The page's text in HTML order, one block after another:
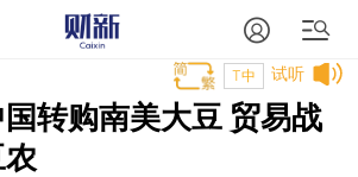
试听
T中
转购南美大豆 贸易战